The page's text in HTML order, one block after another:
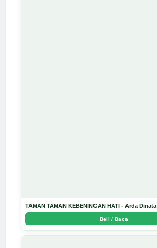
TAMAN TAMAN KEBENINGAN HATI - Arda Dinata
Beli / Baca